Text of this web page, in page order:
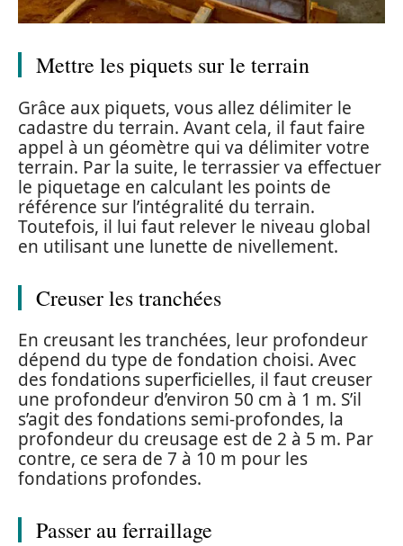
Mettre les piquets sur le terrain
Grâce aux piquets, vous allez délimiter le
cadastre du terrain. Avant cela, il faut faire
appel à un géomètre qui va délimiter votre
terrain. Par la suite, le terrassier va effectuer
le piquetage en calculant les points de
référence sur l’intégralité du terrain.
Toutefois, il lui faut relever le niveau global
en utilisant une lunette de nivellement.
Creuser les tranchées
En creusant les tranchées, leur profondeur
dépend du type de fondation choisi. Avec
des fondations superficielles, il faut creuser
une profondeur d’environ 50 cm à 1 m. S’il
s’agit des fondations semi-profondes, la
profondeur du creusage est de 2 à 5 m. Par
contre, ce sera de 7 à 10 m pour les
fondations profondes.
Passer au ferraillage